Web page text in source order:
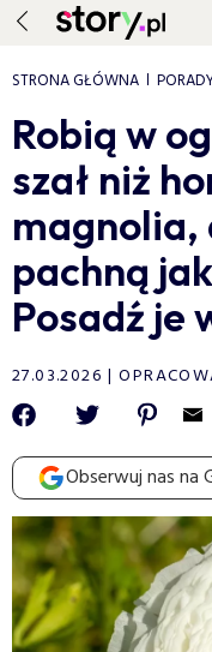
STRONA GŁÓWNA
Robią w
szał niż
magnolia,
pachną
Posadź je
27.03.2026
Obserwuj nas na